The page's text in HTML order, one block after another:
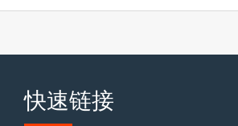
快速链接